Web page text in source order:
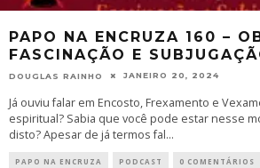
PAPO NA ENCRUZA 160 –
FASCINAÇÃO E
DOUGLAS RAINHO JANEIRO 20, 2024
Já ouviu falar em Encosto, Frexamento e
espiritual? Sabia que você pode estar nesse
disto? Apesar de já termos fal...
PAPO NA ENCRUZA PODCAST 0 COMENTÁRIOS